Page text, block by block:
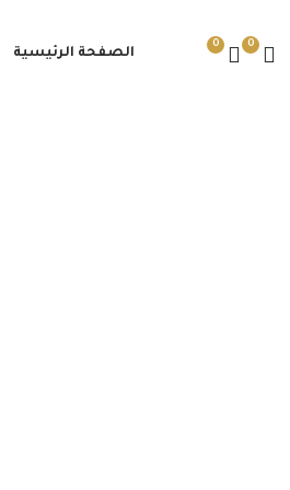
0
0
الصفحة الرئيسية